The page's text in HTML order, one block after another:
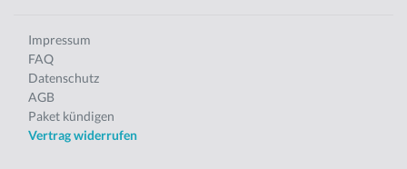
Impressum
FAQ
Datenschutz
AGB
Paket kündigen
Vertrag widerrufen